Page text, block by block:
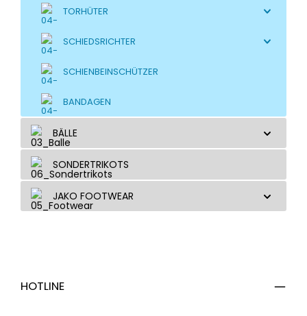
TORHÜTER
SCHIEDSRICHTER
SCHIENBEINSCHÜTZER
BANDAGEN
BÄLLE
SONDERTRIKOTS
JAKO FOOTWEAR
HOTLINE